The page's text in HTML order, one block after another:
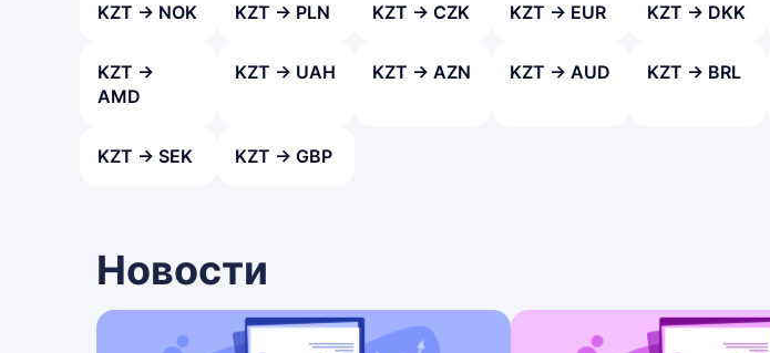
KZT → NOK KZT → PLN KZT → CZK KZT → EUR KZT → DKK
KZT →
AMD
KZT → UAH KZT → AZN KZT → AUD KZT → BRL
KZT → SEK KZT → GBP
Новости